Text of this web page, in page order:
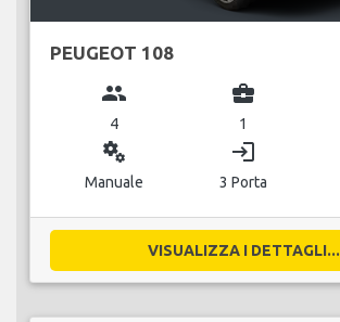
PEUGEOT 108
group
4
business_center
1
miscellaneous_services
Manuale
login
3 Porta
VISUALIZZA I DETTAGLI...